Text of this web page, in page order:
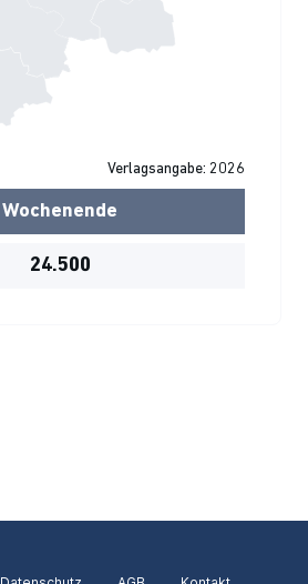
Verlagsangabe: 2026
Wochenende
24.500